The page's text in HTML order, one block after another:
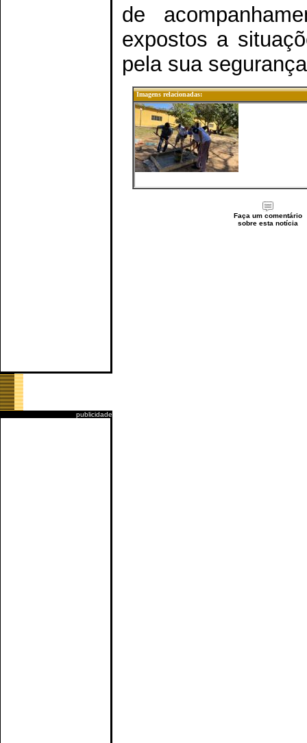
publicidade
de
expostos a
pela sua
Imagens relacionadas:
Faça um comentário
sobre esta notícia